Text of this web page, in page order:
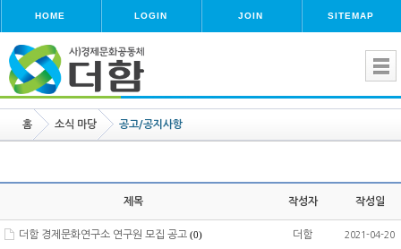
HOME LOGIN JOIN SITEMAP
홈 소식 마당 공고/공지사항
제목 작성자 작성일
더함 경제문화연구소 연구원 모집 공고 (0) 더함 2021-04-20